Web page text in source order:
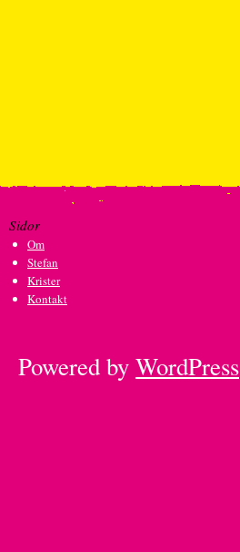
Sidor
Om
Stefan
Krister
Kontakt
Powered byWordPress